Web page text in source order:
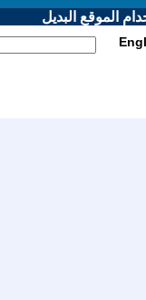
الموقع البديل